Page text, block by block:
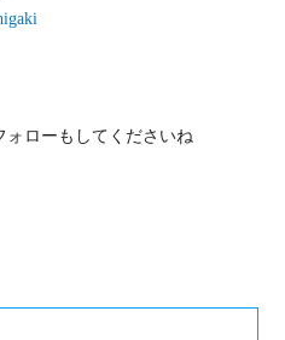
ローもしてくださいね